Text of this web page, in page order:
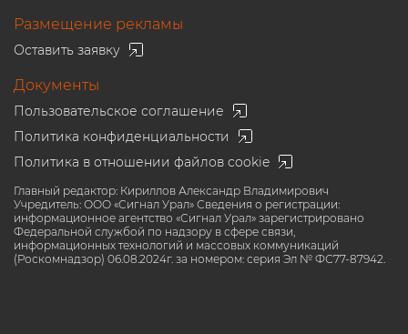
Размещение рекламы
Оставить заявку
Документы
Пользовательское соглашение
Политика конфиденциальности
Политика в отношении файлов cookie
Главный редактор: Кириллов Александр Владимирович
Учредитель: ООО «Сигнал Урал» Сведения о регистрации:
информационное агентство «Сигнал Урал» зарегистрировано
Федеральной службой по надзору в сфере связи,
информационных технологий и массовых коммуникаций
(Роскомнадзор) 06.08.2024г. за номером: серия Эл № ФС77-87942.